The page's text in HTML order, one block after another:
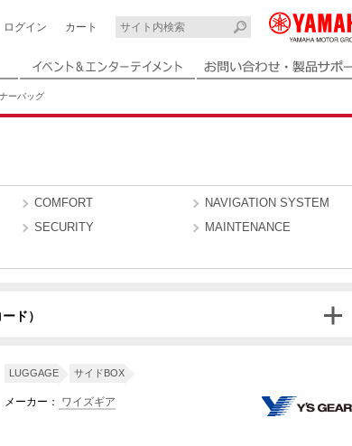
ログイン カート
ーバッグ
COMFORT
NAVIGATION SYSTEM
SECURITY
MAINTENANCE
ド）
LUGGAGE サイドBOX
メーカー： ワイズギア